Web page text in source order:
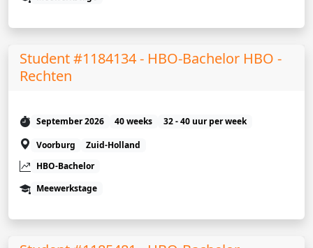
Student #1184134 - HBO-Bachelor HBO -
Rechten
September 2026 40 weeks
32 - 40 uur per week
Voorburg
Zuid-Holland
HBO-Bachelor
Meewerkstage